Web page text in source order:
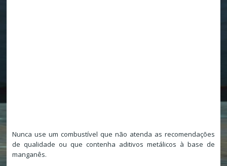
Nunca use um combustível que não atenda as recomendações
de qualidade ou que contenha aditivos metálicos à base de
manganês.